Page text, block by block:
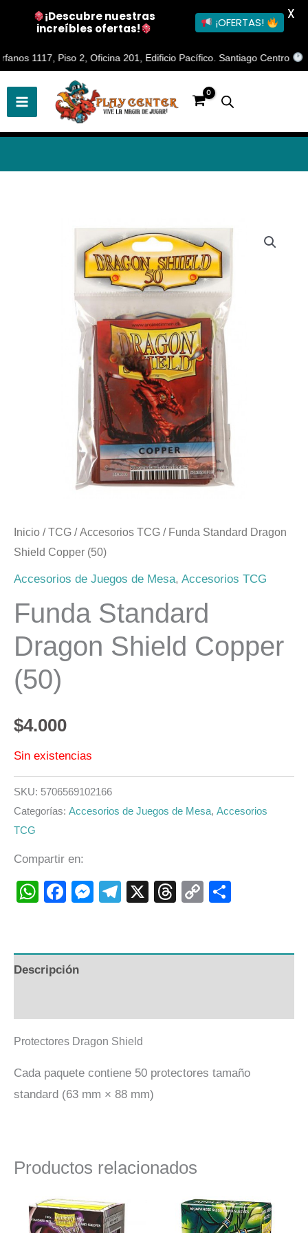
1117, Piso 2, Oficina 201, Edificio Pacífico. Santiago Centro
Ir
al
contenido
Inicio /TCG /Accesorios TCG / Funda Standard Dragon
Shield Copper (50)
Accesorios de Juegos de Mesa, Accesorios TCG
Funda Standard
Dragon Shield Copper
(50)
$4.000
Sin existencias
SKU: 5706569102166
Categorías: Accesorios de Juegos de Mesa, Accesorios
TCG
Compartir en:
WhatsApp
Facebook
Messenger
Telegram
X Threads
Copy
Descripción
Protectores Dragon Shield
Cada paquete contiene 50 protectores tamaño
standard (63 mm × 88 mm)
Productos relacionados
¡Descubre nuestras
increíbles ofertas!
¡OFERTAS!
X